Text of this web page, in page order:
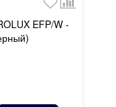
EFP/W -